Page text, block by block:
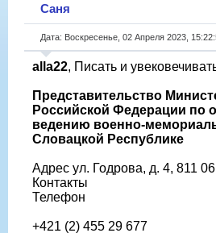
Саня
Дата: Воскресенье, 02 Апреля 2023,
alla22, Писать и
Представительство
Российской Федерации по
ведению военно-
Словацкой Республике
Адрес ул. Годрова, д. 4, 811
Контакты
Телефон
+421 (2) 455 29 677